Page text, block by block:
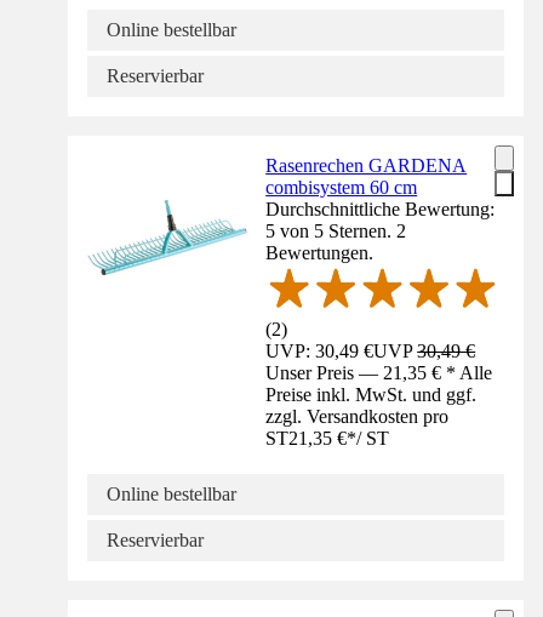
Online bestellbar
Reservierbar
Rasenrechen GARDENA
combisystem 60 cm
Durchschnittliche Bewertung:
5 von 5 Sternen. 2
Bewertungen.
(2)
UVP: 30,49 €UVP30,49 €
Unser Preis — 21,35 € * Alle
Preise inkl. MwSt. und ggf.
zzgl. Versandkosten pro
ST21,35 €*/ ST
Online bestellbar
Reservierbar